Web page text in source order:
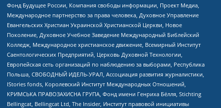
Фонд Будущее России, Компания свободы информации, Проект Медиа,
Международное партнерство за права человека, Духовное Управление
Евангельских Христиан Украинской Христианской Церкви, Новое
Поколение, Духовное Учебное Заведение Международный Библейский
Колледж, Международное христианское движение, Всемирный Институт
Саентологических Предприятий, Церковь Духовной Технологии,
Европейская сеть организаций по наблюдению за выборами, Республика
Польша, СВОБОДНЫЙ ИДЕЛЬ-УРАЛ, Ассоциация развития журналистики,
IStories fonds, Королевский Институт Международных Отношений,
КРИМСЬКА ПРАВОЗАХИСНА ГРУПА, Фонд имени Генриха Бёлля, Stichting
Bellingcat, Bellingcat Ltd, The Insider, Институт правовой инициативы